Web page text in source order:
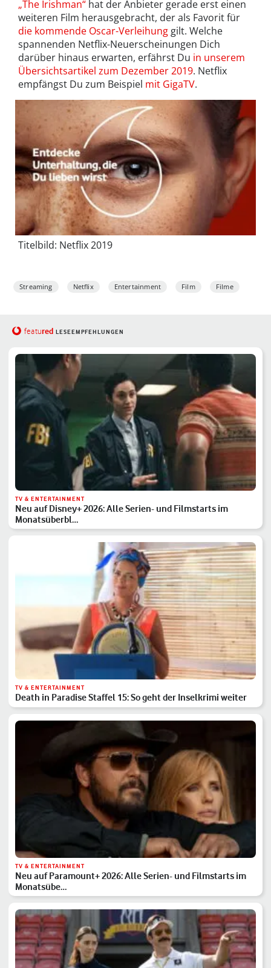
„The Irishman“ hat der Anbieter gerade erst einen
weiteren Film herausgebracht, der als Favorit für
die kommende Oscar-Verleihung gilt. Welche
spannenden Netflix-Neuerscheinungen Dich
darüber hinaus erwarten, erfährst Du in unserem
Übersichtsartikel zum Dezember 2019. Netflix
empfängst Du zum Beispiel mit GigaTV.
Titelbild: Netflix 2019
Streaming Netflix Entertainment Film Filme
featured LESEEMPFEHLUNGEN
TV & ENTERTAINMENT
Neu auf Disney+ 2026: Alle Serien- und Filmstarts im
Monatsüberbl…
TV & ENTERTAINMENT
Death in Paradise Staffel 15: So geht der Inselkrimi weiter
TV & ENTERTAINMENT
Neu auf Paramount+ 2026: Alle Serien- und Filmstarts im
Monatsübe…